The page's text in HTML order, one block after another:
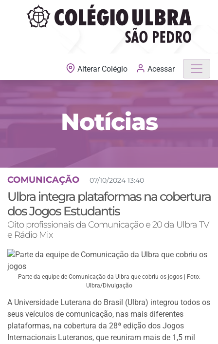
MATRÍCULAS ABERTAS
Alterar Colégio Acessar
Notícias
COMUNICAÇÃO 07/10/2024 13:40
Ulbra integra plataformas na cobertura
dos Jogos Estudantis
Oito profissionais da Comunicação e 20 da Ulbra TV
e Rádio Mix
Parte da equipe de Comunicação da Ulbra que cobriu os jogos | Foto:
Ulbra/Divulgação
A Universidade Luterana do Brasil (Ulbra) integrou todos os
seus veículos de comunicação, nas mais diferentes
plataformas, na cobertura da 28ª edição dos Jogos
Internacionais Luteranos, que reuniram mais de 1,5 mil